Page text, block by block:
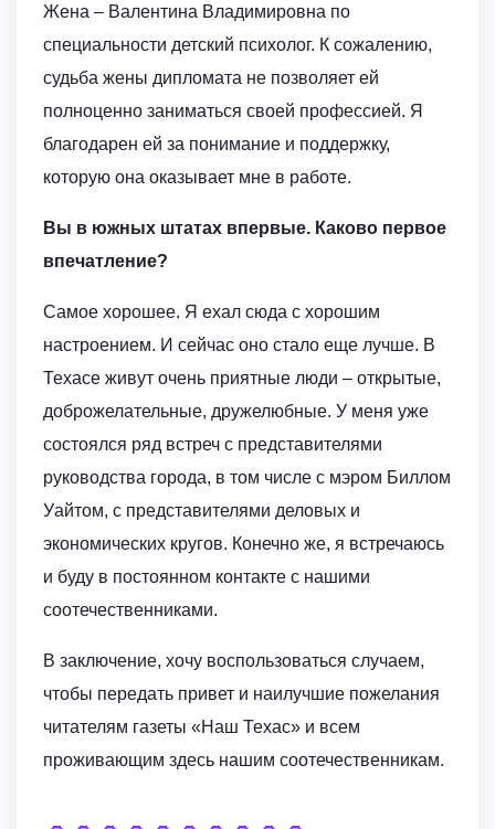
Жена – Валентина Владимировна по
специальности детский психолог. К сожалению,
судьба жены дипломата не позволяет ей
полноценно заниматься своей профессией. Я
благодарен ей за понимание и поддержку,
которую она оказывает мне в работе.
Вы в южных штатах впервые. Каково первое
впечатление?
Самое хорошее. Я ехал сюда с хорошим
настроением. И сейчас оно стало еще лучше. В
Техасе живут очень приятные люди – открытые,
доброжелательные, дружелюбные. У меня уже
состоялся ряд встреч с представителями
руководства города, в том числе с мэром Биллом
Уайтом, с представителями деловых и
экономических кругов. Конечно же, я встречаюсь
и буду в постоянном контакте с нашими
соотечественниками.
В заключение, хочу воспользоваться случаем,
чтобы передать привет и наилучшие пожелания
читателям газеты «Наш Техас» и всем
проживающим здесь нашим соотечественникам.